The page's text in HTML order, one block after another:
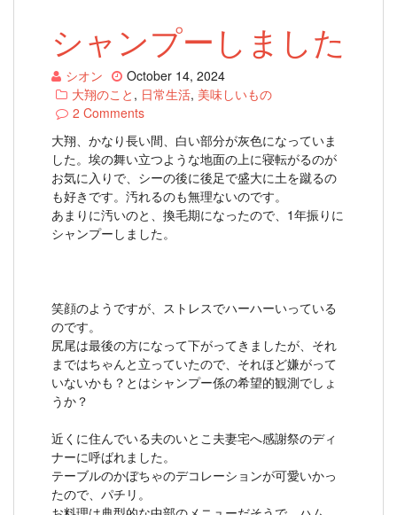
シャンプーしました
シオン
October 14, 2024
大翔のこと , 日常生活, 美味しいもの
2 Comments
大翔、かなり長い間、白い部分が灰色になっていま
した。埃の舞い立つような地面の上に寝転がるのが
お気に入りで、シーの後に後足で盛大に土を蹴るの
も好きです。汚れるのも無理ないのです。
あまりに汚いのと、換毛期になったので、1年振りに
シャンプーしました。
笑顔のようですが、ストレスでハーハーいっている
のです。
尻尾は最後の方になって下がってきましたが、それ
まではちゃんと立っていたので、それほど嫌がって
いないかも？とはシャンプー係の希望的観測でしょ
うか？
近くに住んでいる夫のいとこ夫妻宅へ感謝祭のディ
ナーに呼ばれました。
テーブルのかぼちゃのデコレーションが可愛いかっ
たので、パチリ。